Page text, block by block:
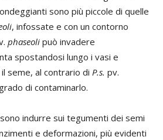
sono più piccole di quelle
, infossate e con un contorno
phaseoli può invadere
spostandosi lungo i vasi e
seme, al contrario di P.s. pv.
di contaminarlo.
indurre sui tegumenti dei semi
e deformazioni, più evidenti